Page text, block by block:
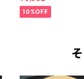
9】
10%OFF